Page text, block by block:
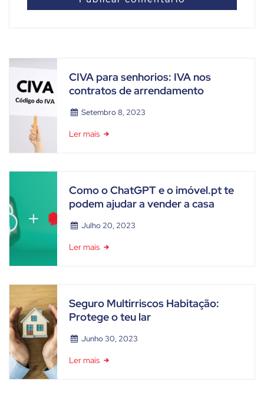
CIVA para senhorios: IVA nos
contratos de arrendamento
Setembro 8, 2023
Ler mais
Como o ChatGPT e o imóvel.pt te
podem ajudar a vender a casa
Julho 20, 2023
Ler mais
Seguro Multirriscos Habitação:
Protege o teu lar
Junho 30, 2023
Ler mais